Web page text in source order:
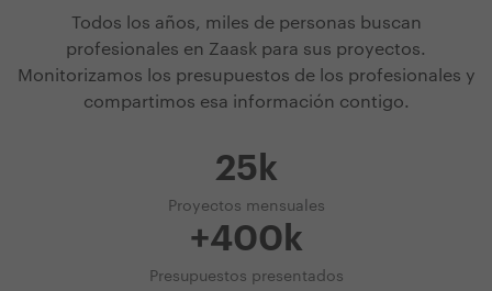
Todos los años, miles de personas buscan
profesionales en Zaask para sus proyectos.
Monitorizamos los presupuestos de los profesionales y
compartimos esa información contigo.
25k
Proyectos mensuales
+400k
Presupuestos presentados